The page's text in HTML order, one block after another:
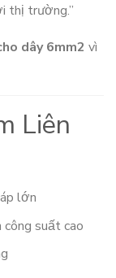
thị trường.”
dây 6mm2 vì
Liên
lớn
suất cao